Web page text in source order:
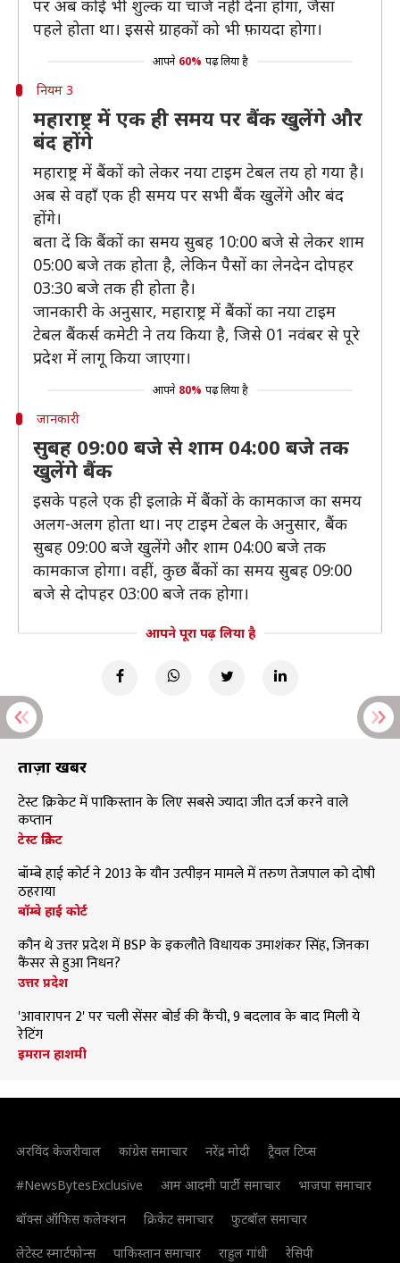
पर अब कोई भी शुल्क या चार्ज नहीं देना होगा, जैसा
पहले होता था। इससे ग्राहकों को भी फ़ायदा होगा।
आपने 60% पढ़ लिया है
नियम 3
महाराष्ट्र में एक ही समय पर बैंक खुलेंगे और
बंद होंगे
महाराष्ट्र में बैंकों को लेकर नया टाइम टेबल तय हो गया है।
अब से वहाँ एक ही समय पर सभी बैंक खुलेंगे और बंद
होंगे।
बता दें कि बैंकों का समय सुबह 10:00 बजे से लेकर शाम
05:00 बजे तक होता है, लेकिन पैसों का लेनदेन दोपहर
03:30 बजे तक ही होता है।
जानकारी के अनुसार, महाराष्ट्र में बैंकों का नया टाइम
टेबल बैंकर्स कमेटी ने तय किया है, जिसे 01 नवंबर से पूरे
प्रदेश में लागू किया जाएगा।
आपने 80% पढ़ लिया है
जानकारी
सुबह 09:00 बजे से शाम 04:00 बजे तक
खुलेंगे बैंक
इसके पहले एक ही इलाक़े में बैंकों के कामकाज का समय
अलग-अलग होता था। नए टाइम टेबल के अनुसार, बैंक
सुबह 09:00 बजे खुलेंगे और शाम 04:00 बजे तक
कामकाज होगा। वहीं, कुछ बैंकों का समय सुबह 09:00
बजे से दोपहर 03:00 बजे तक होगा।
आपने पूरा पढ़ लिया है
ताज़ा खबरें
टेस्ट क्रिकेट में पाकिस्तान के लिए सबसे ज्यादा जीत दर्ज करने वाले
कप्तान
टेस्ट क्रिकेट
बॉम्बे हाई कोर्ट ने 2013 के यौन उत्पीड़न मामले में तरुण तेजपाल को दोषी
ठहराया
बॉम्बे हाई कोर्ट
कौन थे उत्तर प्रदेश में BSP के इकलौते विधायक उमाशंकर सिंह, जिनका
कैंसर से हुआ निधन?
उत्तर प्रदेश
'आवारापन 2' पर चली सेंसर बोर्ड की कैंची, 9 बदलाव के बाद मिली ये
रेटिंग
इमरान हाशमी
अरविंद केजरीवाल कांग्रेस समाचार नरेंद्र मोदी
ट्रैवल टिप्स
#NewsBytesExclusive
आम आदमी पार्टी समाचार
भाजपा समाचार
बॉक्स ऑफिस कलेक्शन
क्रिकेट समाचार
फुटबॉल समाचार
लेटेस्ट स्मार्टफोन्स
पाकिस्तान समाचार राहुल गांधी रेसिपी